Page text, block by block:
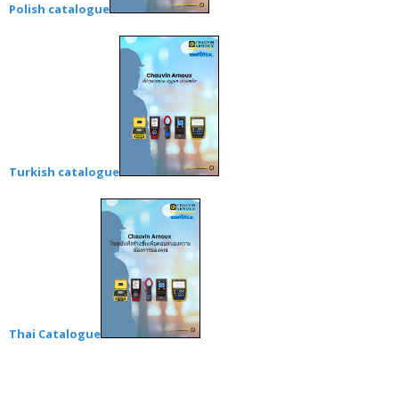
Polish catalogue
Turkish catalogue
Thai Catalogue